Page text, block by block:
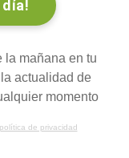
la mañana en tu
actualidad de
momento
política de privacidad